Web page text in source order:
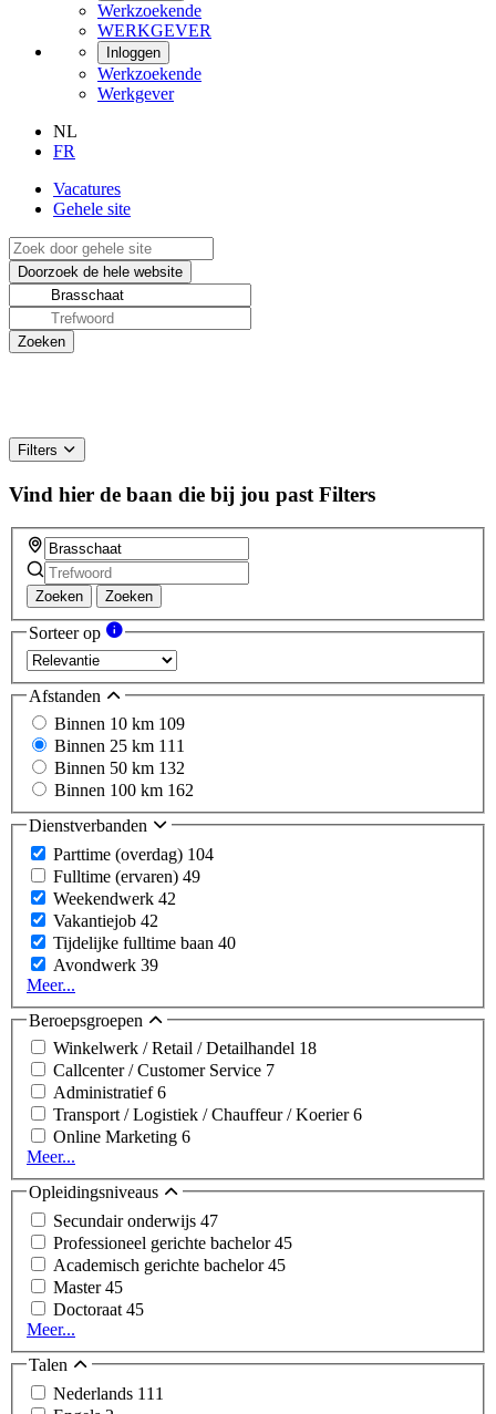
Werkzoekende
WERKGEVER
Inloggen
Werkzoekende
Werkgever
NL
FR
Vacatures
Gehele site
Filters
Vind hier de baan die bij jou past Filters
Zoeken Zoeken
Sorteer op
Afstanden
Binnen 10 km 109
Binnen 25 km 111
Binnen 50 km 132
Binnen 100 km 162
Dienstverbanden
Parttime (overdag) 104
Fulltime (ervaren) 49
Weekendwerk 42
Vakantiejob 42
Tijdelijke fulltime baan 40
Avondwerk 39
Meer...
Beroepsgroepen
Winkelwerk / Retail / Detailhandel 18
Callcenter / Customer Service 7
Administratief6
Transport / Logistiek / Chauffeur / Koerier6
Online Marketing 6
Meer...
Opleidingsniveaus
Secundair onderwijs 47
Professioneel gerichte bachelor45
Academisch gerichte bachelor45
Master45
Doctoraat 45
Meer...
Talen
Nederlands 111